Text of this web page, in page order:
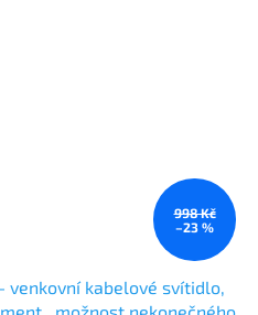
998 Kč
–23 %
venkovní kabelové svítidlo,